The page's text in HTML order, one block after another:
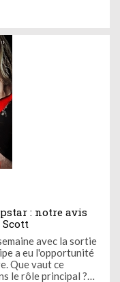
: notre avis
avec la sortie
a eu l'opportunité
Que vaut ce
le rôle principal ?